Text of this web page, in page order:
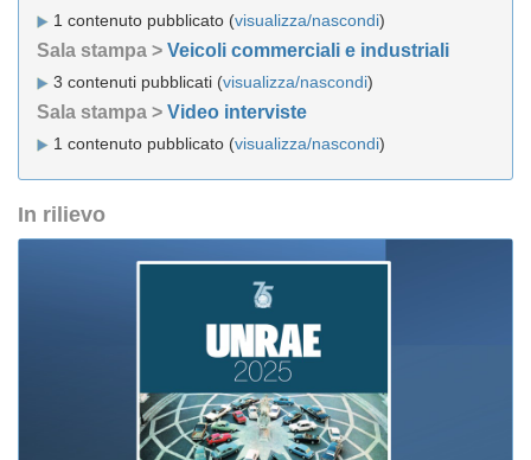
1 contenuto pubblicato (visualizza/nascondi)
Sala stampa > Veicoli commerciali e industriali
3 contenuti pubblicati (visualizza/nascondi)
Sala stampa > Video interviste
1 contenuto pubblicato (visualizza/nascondi)
In rilievo